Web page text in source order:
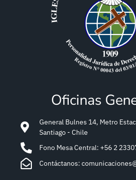
Oficinas
General Bulnes 14, Metro
Santiago - Chile
Fono Mesa Central: +56 2
Contáctanos: